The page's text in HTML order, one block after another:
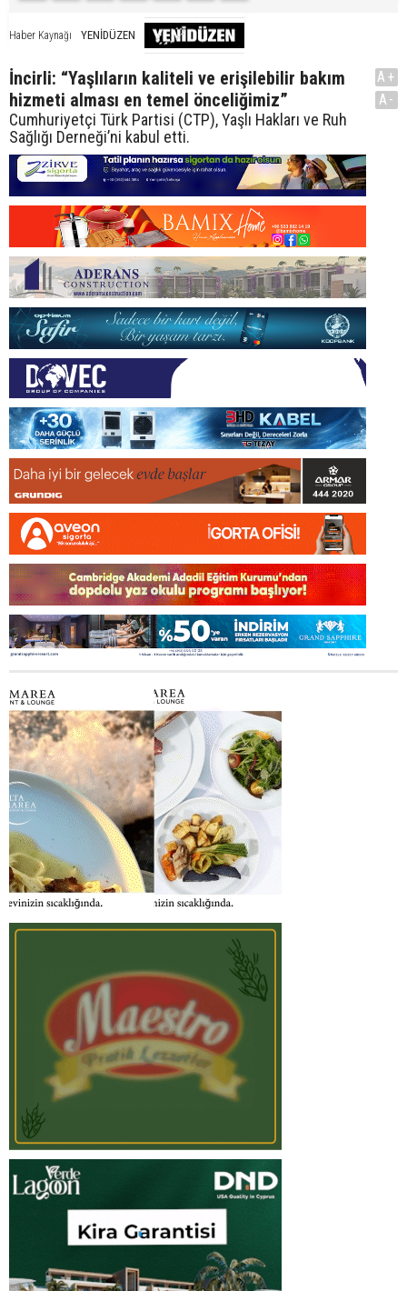
Haber Kaynağı YENİDÜZEN
İncirli: “Yaşlıların kaliteli ve erişilebilir bakım
hizmeti alması en temel önceliğimiz”
Cumhuriyetçi Türk Partisi (CTP), Yaşlı Hakları ve Ruh
Sağlığı Derneği’ni kabul etti.
A+
A-